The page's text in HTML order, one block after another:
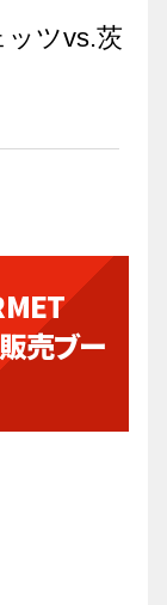
ッツvs.茨
売ブー